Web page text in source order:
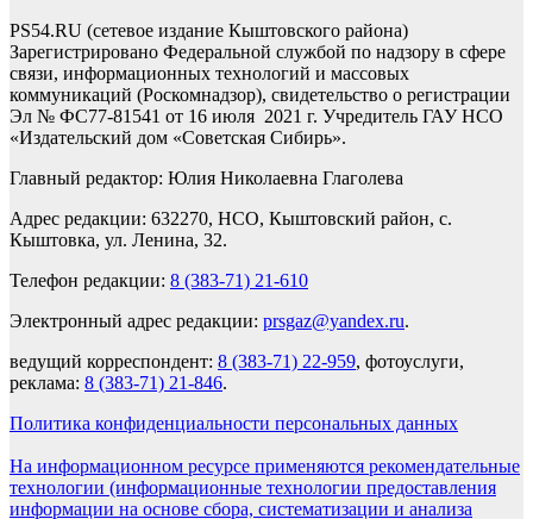
PS54.RU (сетевое издание Кыштовского района)
Зарегистрировано Федеральной службой по надзору в сфере
связи, информационных технологий и массовых
коммуникаций (Роскомнадзор), свидетельство о регистрации
Эл № ФС77-81541 от 16 июля 2021 г. Учредитель ГАУ НСО
«Издательский дом «Советская Сибирь».
Главный редактор: Юлия Николаевна Глаголева
Адрес редакции: 632270, НСО, Кыштовский район, с.
Кыштовка, ул. Ленина, 32.
Телефон редакции: 8 (383-71) 21-610
Электронный адрес редакции: prsgaz@yandex.ru.
ведущий корреспондент: 8 (383-71) 22-959, фотоуслуги,
реклама: 8 (383-71) 21-846.
Политика конфиденциальности персональных данных
На информационном ресурсе применяются рекомендательные
технологии (информационные технологии предоставления
информации на основе сбора, систематизации и анализа